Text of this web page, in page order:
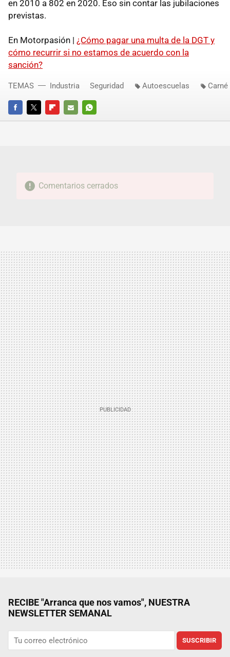
en 2010 a 802 en 2020. Eso sin contar las jubilaciones
previstas.
En Motorpasión | ¿Cómo pagar una multa de la DGT y
cómo recurrir si no estamos de acuerdo con la
sanción?
FACEBOOKTWITTERFLIPBOARD
E-
WHATSAPP
TEMAS Industria Seguridad Autoescuelas
Comentarios cerrados
RECIBE "Arranca que nos vamos", NUESTRA
NEWSLETTER SEMANAL
SUSCRIBIR